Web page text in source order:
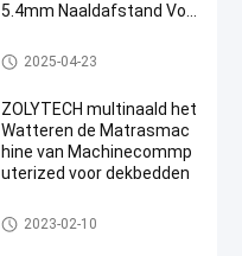
5.4mm Naaldafstand Voo
Multinaald het Watteren Machi
ne
2025-04-23
ZOLYTECH multinaald het
Watteren de Matrasmac
hine van Machinecommp
uterized voor dekbedden
Multinaald het Watteren Machi
ne
2023-02-10